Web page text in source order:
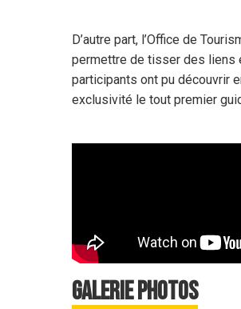
D’autre part, l’Office de
permettre de tisser des liens
participants ont pu découvrir
exclusivité le tout premier
Galerie photos